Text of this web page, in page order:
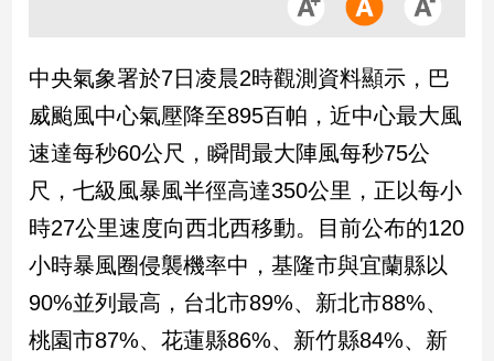
政
治
政
治
焦
品
觀
點
民
調
中央氣象署於7日凌晨2時觀測資料顯示，巴
威颱風中心氣壓降至895百帕，近中心最大風
速達每秒60公尺，瞬間最大陣風每秒75公
尺，七級風暴風半徑高達350公里，正以每小
時27公里速度向西北西移動。目前公布的120
小時暴風圈侵襲機率中，基隆市與宜蘭縣以
90%並列最高，台北市89%、新北市88%、
桃園市87%、花蓮縣86%、新竹縣84%、新